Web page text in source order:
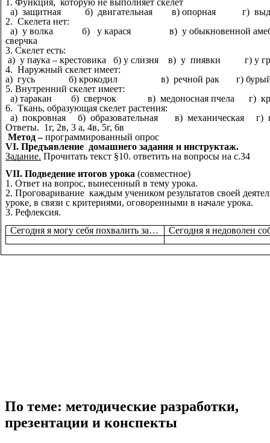
а) защитная б) двигательная в) опорная г)
2. Скелета нет:
а) у волка б) у карася в) у обыкновенной
сверчка
3. Скелет есть:
а) у паука – крестовика б) у слизня в) у пиявки г) у
4. Наружный скелет имеет:
а) гусь б) крокодил в) речной рак г) бурый
5. Внутренний скелет имеет:
а) таракан б) сверчок в) медоносная пчела г)
6. Ткань, образующая скелет растения:
а) покровная б) образовательная в) механическая г)
Ответы. 1г, 2в, 3 а, 4в, 5г, 6в
Метод –программированный опрос
VI. Предъявление домашнего задания и инструктаж.
Задание. Прочитать текст §10. ответить на вопросы на с.34
VII. Подведение итогов урока (совместное)
1. Ответ на вопрос, вынесенный в тему урока.
2. Проговаривание каждым учеником результатов своей
уроке, в связи с критериями, оговоренными в начале урока.
3. Рефлексия.
Сегодня я могу себя похвалить за…
Сегодня я недоволен
По теме: методические разработки,
презентации и конспекты